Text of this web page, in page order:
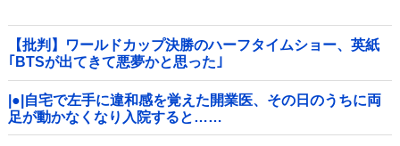
【批判】ワールドカップ決勝のハーフタイムショー、英紙
｢BTSが出てきて悪夢かと思った｣
|●|自宅で左手に違和感を覚えた開業医、その日のうちに両
足が動かなくなり入院すると……